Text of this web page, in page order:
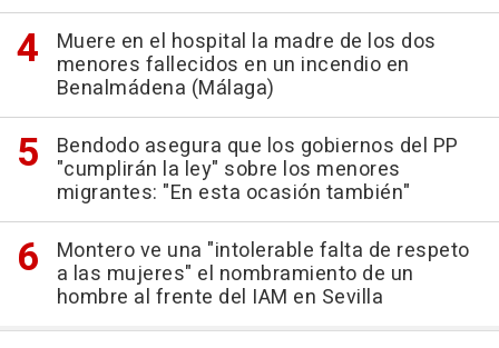
Muere en el hospital la madre de los dos
menores fallecidos en un incendio en
Benalmádena (Málaga)
Bendodo asegura que los gobiernos del PP
"cumplirán la ley" sobre los menores
migrantes: "En esta ocasión también"
Montero ve una "intolerable falta de respeto
a las mujeres" el nombramiento de un
hombre al frente del IAM en Sevilla